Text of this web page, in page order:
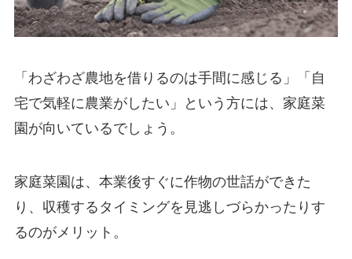
「わざわざ農地を借りるのは手間に感じる」「自
宅で気軽に農業がしたい」という方には、 家庭菜
園が向いているでしょう。
家庭菜園は、本業後すぐに作物の世話ができた
り、収穫するタイミングを見逃しづらかったりす
るのがメリット。